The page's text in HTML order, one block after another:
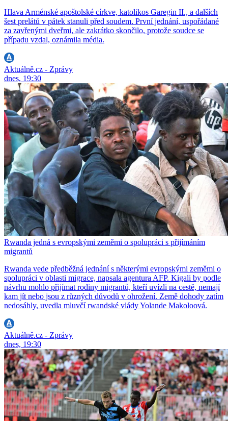
Hlava Arménské apoštolské církve, katolikos Garegin II., a dalších
šest prelátů v pátek stanuli před soudem. První jednání, uspořádané
za zavřenými dveřmi, ale zakrátko skončilo, protože soudce se
případu vzdal, oznámila média.
Aktuálně.cz - Zprávy
dnes, 19:30
Rwanda jedná s evropskými zeměmi o spolupráci s přijímáním
migrantů
Rwanda vede předběžná jednání s některými evropskými zeměmi o
spolupráci v oblasti migrace, napsala agentura AFP. Kigali by podle
návrhu mohlo přijímat rodiny migrantů, kteří uvízli na cestě, nemají
kam jít nebo jsou z různých důvodů v ohrožení. Země dohody zatím
nedosáhly, uvedla mluvčí rwandské vlády Yolande Makoloová.
Aktuálně.cz - Zprávy
dnes, 19:30